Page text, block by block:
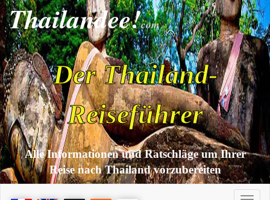
Thailandee!com
Der Thailand-
Reiseführer
Alle Informationen und Ratschläge um Ihrer
Reise nach Thailand vorzubereiten